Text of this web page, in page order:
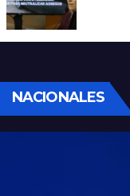
con un
NACIONALES